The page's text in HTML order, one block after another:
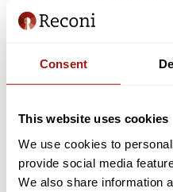
Consent
This website uses cookies
We use cookies to
provide social media
We also share information
ons aan te leveren adviseren wij
ondertekend met een PKI
juiste ondertekensoftware
verificatie worden niet
correct digitaal ondertekenen
wij u dit te vermelden in het
aanvraagformulier.